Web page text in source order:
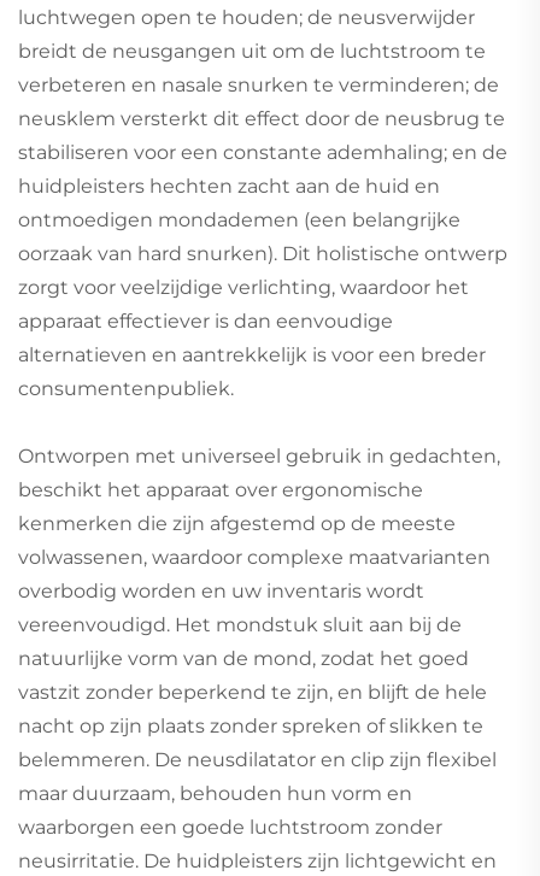
luchtwegen open te houden; de neusverwijder
breidt de neusgangen uit om de luchtstroom te
verbeteren en nasale snurken te verminderen; de
neusklem versterkt dit effect door de neusbrug te
stabiliseren voor een constante ademhaling; en de
huidpleisters hechten zacht aan de huid en
ontmoedigen mondademen (een belangrijke
oorzaak van hard snurken). Dit holistische ontwerp
zorgt voor veelzijdige verlichting, waardoor het
apparaat effectiever is dan eenvoudige
alternatieven en aantrekkelijk is voor een breder
consumentenpubliek.
Ontworpen met universeel gebruik in gedachten,
beschikt het apparaat over ergonomische
kenmerken die zijn afgestemd op de meeste
volwassenen, waardoor complexe maatvarianten
overbodig worden en uw inventaris wordt
vereenvoudigd. Het mondstuk sluit aan bij de
natuurlijke vorm van de mond, zodat het goed
vastzit zonder beperkend te zijn, en blijft de hele
nacht op zijn plaats zonder spreken of slikken te
belemmeren. De neusdilatator en clip zijn flexibel
maar duurzaam, behouden hun vorm en
waarborgen een goede luchtstroom zonder
neusirritatie. De huidpleisters zijn lichtgewicht en